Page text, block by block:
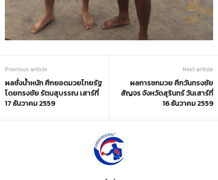
Previous article
ผลชั่งน้ำหนัก ศึกยอดมวยไทยรัฐ
โดยทรงชัย รัตนสุบรรณ เสาร์ที่
17 ธันวาคม 2559
Next article
ผลการชกมวย ศึกวันทรงชัย
สัญจร จังหวัดสุรินทร์ วันเสาร์ที่
16 ธันวาคม 2559